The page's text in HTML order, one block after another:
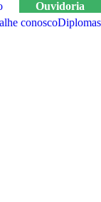
Ouvidoria
conosco Diplomas